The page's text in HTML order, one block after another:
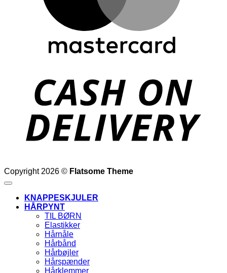
Copyright 2026 © Flatsome Theme
KNAPPESKJULER
HÅRPYNT
TIL BØRN
Elastikker
Hårnåle
Hårbånd
Hårbøjler
Hårspænder
Hårklemmer